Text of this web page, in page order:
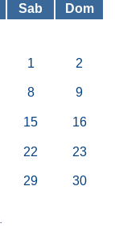
Sab Dom
1 2
8 9
15 16
22 23
29 30